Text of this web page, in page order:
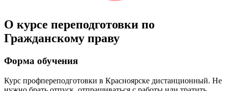
О курсе переподготовки по
Гражданскому праву
Форма обучения
Курс профпереподготовки в Красноярске дистанционный. Не